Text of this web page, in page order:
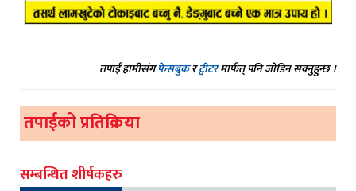
तपाईं हामीसंगफेसबुकरट्वीटरमार्फत् पनि जोडिन सक्नुहुन्छ ।
तपाईको प्रतिक्रिया
सम्बन्धित शीर्षकहरु